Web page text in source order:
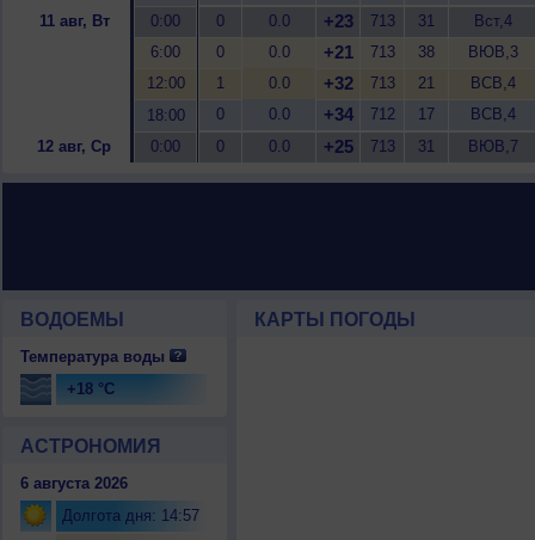
11 авг, Вт
0:00 0 0.0 +23 713 31
Вст,4
6:00
0 0.0 +21 713 38
ВЮВ,3
12:00
1 0.0 +32 713 21
ВСВ,4
18:00
0 0.0 +34 712 17
ВСВ,4
12 авг, Ср
0:00 0 0.0 +25 713 31 ВЮВ,7
ВОДОЕМЫ
Температура воды
+18 °C
АСТРОНОМИЯ
6 августа 2026
Долгота дня: 14:57
КАРТЫ ПОГОДЫ